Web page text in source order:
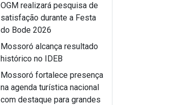
OGM realizará pesquisa de
satisfação durante a Festa
do Bode 2026
Mossoró alcança resultado
histórico no IDEB
Mossoró fortalece presença
na agenda turística nacional
com destaque para grandes